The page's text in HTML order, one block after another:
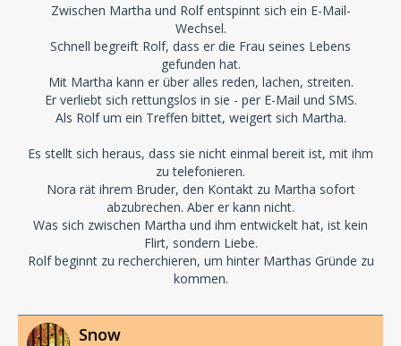
Zwischen Martha und Rolf entspinnt sich ein E-Mail-
Wechsel.
Schnell begreift Rolf, dass er die Frau seines Lebens
gefunden hat.
Mit Martha kann er über alles reden, lachen, streiten.
Er verliebt sich rettungslos in sie - per E-Mail und SMS.
Als Rolf um ein Treffen bittet, weigert sich Martha.
Es stellt sich heraus, dass sie nicht einmal bereit ist, mit ihm
zu telefonieren.
Nora rät ihrem Bruder, den Kontakt zu Martha sofort
abzubrechen. Aber er kann nicht.
Was sich zwischen Martha und ihm entwickelt hat, ist kein
Flirt, sondern Liebe.
Rolf beginnt zu recherchieren, um hinter Marthas Gründe zu
kommen.
Snow